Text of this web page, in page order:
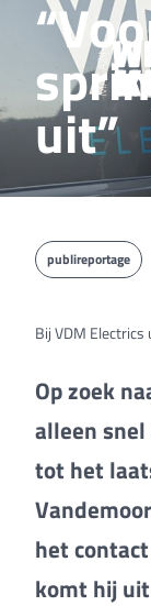
uit”
publireportage
Bij VDM Electrics
Op zoek
alleen
tot het
het
komt hij